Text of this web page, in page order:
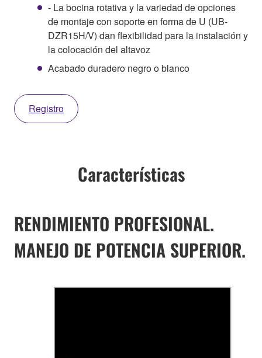
- La bocina rotativa y la variedad de opciones
de montaje con soporte en forma de U (UB-
DZR15H/V) dan flexibilidad para la instalación y
la colocación del altavoz
Acabado duradero negro o blanco
Registro
Características
RENDIMIENTO PROFESIONAL.
MANEJO DE POTENCIA SUPERIOR.